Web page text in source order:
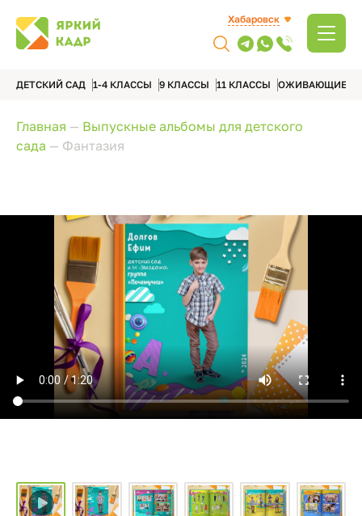
Хабаровск
ДЕТСКИЙ САД 1-4 КЛАССЫ 9 КЛАССЫ 11 КЛАССЫ ОЖИВАЮЩИЕ
Главная — Выпускные альбомы для детского
сада — Фантазия